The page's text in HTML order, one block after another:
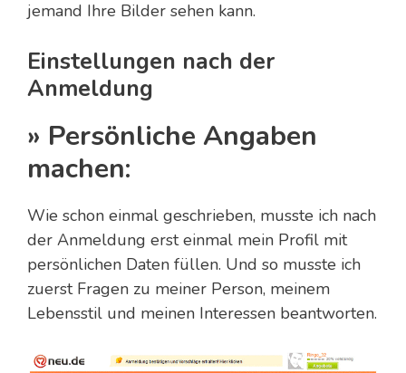
jemand Ihre Bilder sehen kann.
Einstellungen nach der
Anmeldung
» Persönliche Angaben
machen:
Wie schon einmal geschrieben, musste ich nach
der Anmeldung erst einmal mein Profil mit
persönlichen Daten füllen. Und so musste ich
zuerst Fragen zu meiner Person, meinem
Lebensstil und meinen Interessen beantworten.